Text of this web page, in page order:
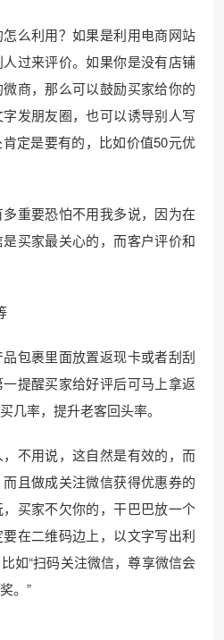
么利用？如果是利用电商网站
过来评价。如果你是没有店铺
商，那么可以鼓励买家给你的
发朋友圈，也可以诱导别人写
定是要有的，比如价值50元优
重要恐怕不用我多说，因为在
买家最关心的，而客户评价和
包裹里面放置返现卡或者刮刮
提醒买家给好评后可马上拿返
几率，提升老客回头率。
不用说，这自然是有效的，而
且做成关注微信获得优惠券的
买家不欠你的，干巴巴放一个
在二维码边上，以文字写出利
如“扫码关注微信，尊享微信会
。”